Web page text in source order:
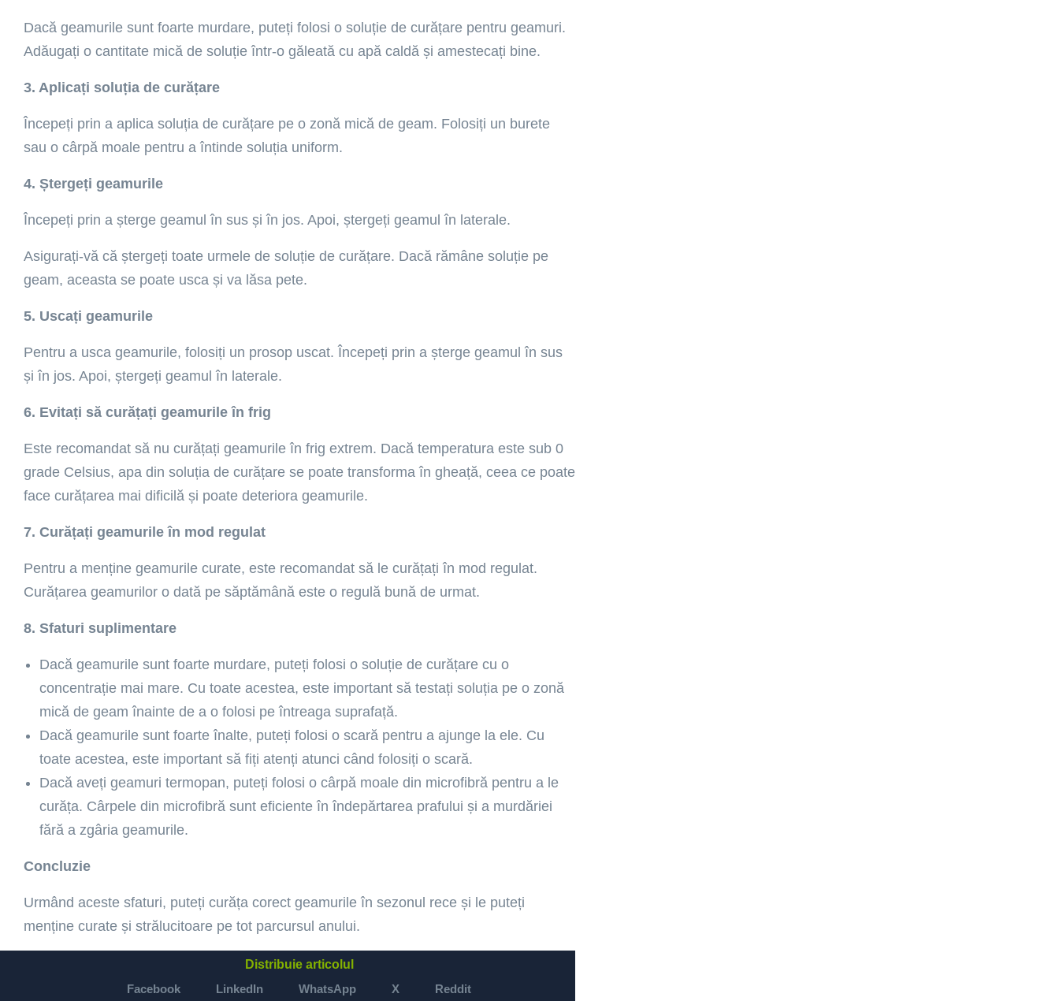
Dacă geamurile sunt foarte murdare, puteți folosi o soluție de curățare pentru geamuri.
Adăugați o cantitate mică de soluție într-o găleată cu apă caldă și amestecați bine.
3. Aplicați soluția de curățare
Începeți prin a aplica soluția de curățare pe o zonă mică de geam. Folosiți un burete
sau o cârpă moale pentru a întinde soluția uniform.
4. Ștergeți geamurile
Începeți prin a șterge geamul în sus și în jos. Apoi, ștergeți geamul în laterale.
Asigurați-vă că ștergeți toate urmele de soluție de curățare. Dacă rămâne soluție pe
geam, aceasta se poate usca și va lăsa pete.
5. Uscați geamurile
Pentru a usca geamurile, folosiți un prosop uscat. Începeți prin a șterge geamul în sus
și în jos. Apoi, ștergeți geamul în laterale.
6. Evitați să curățați geamurile în frig
Este recomandat să nu curățați geamurile în frig extrem. Dacă temperatura este sub 0
grade Celsius, apa din soluția de curățare se poate transforma în gheață, ceea ce poate
face curățarea mai dificilă și poate deteriora geamurile.
7. Curățați geamurile în mod regulat
Pentru a menține geamurile curate, este recomandat să le curățați în mod regulat.
Curățarea geamurilor o dată pe săptămână este o regulă bună de urmat.
8. Sfaturi suplimentare
Dacă geamurile sunt foarte murdare, puteți folosi o soluție de curățare cu o
concentrație mai mare. Cu toate acestea, este important să testați soluția pe o zonă
mică de geam înainte de a o folosi pe întreaga suprafață.
Dacă geamurile sunt foarte înalte, puteți folosi o scară pentru a ajunge la ele. Cu
toate acestea, este important să fiți atenți atunci când folosiți o scară.
Dacă aveți geamuri termopan, puteți folosi o cârpă moale din microfibră pentru a le
curăța. Cârpele din microfibră sunt eficiente în îndepărtarea prafului și a murdăriei
fără a zgâria geamurile.
Concluzie
Urmând aceste sfaturi, puteți curăța corect geamurile în sezonul rece și le puteți
menține curate și strălucitoare pe tot parcursul anului.
Distribuie articolul
Facebook
LinkedIn WhatsApp X Reddit